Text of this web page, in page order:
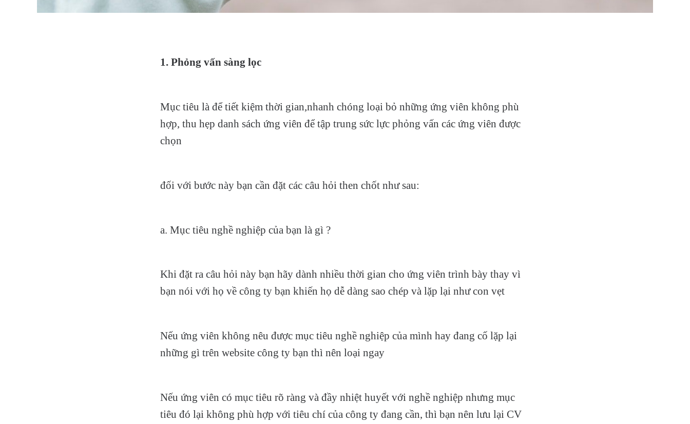
1. Phỏng vấn sàng lọc
Mục tiêu là để tiết kiệm thời gian,nhanh chóng loại bỏ những ứng viên không phù
hợp, thu hẹp danh sách ứng viên để tập trung sức lực phỏng vấn các ứng viên được
chọn
đối với bước này bạn cần đặt các câu hỏi then chốt như sau:
a. Mục tiêu nghề nghiệp của bạn là gì ?
Khi đặt ra câu hỏi này bạn hãy dành nhiều thời gian cho ứng viên trình bày thay vì
bạn nói với họ về công ty bạn khiến họ dễ dàng sao chép và lặp lại như con vẹt
Nếu ứng viên không nêu được mục tiêu nghề nghiệp của mình hay đang cố lặp lại
những gì trên website công ty bạn thì nên loại ngay
Nếu ứng viên có mục tiêu rõ ràng và đầy nhiệt huyết với nghề nghiệp nhưng mục
tiêu đó lại không phù hợp với tiêu chí của công ty đang cần, thì bạn nên lưu lại CV